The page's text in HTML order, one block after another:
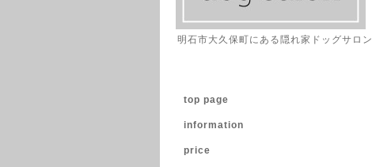
明石市大久保町にある隠れ家ドッグサロン
top page
information
price